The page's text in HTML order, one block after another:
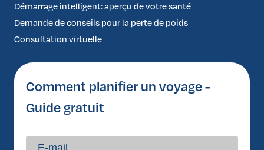
Démarrage intelligent: aperçu de votre santé
Demande de conseils pour la perte de poids
Consultation virtuelle
Comment planifier un voyage -
Guide gratuit